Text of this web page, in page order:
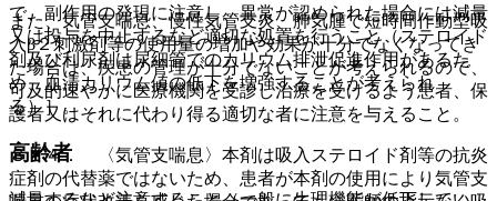
で、副作用の発現に注意し、異常が認められた場合には減量
又は投与を中止するなど適切な処置を行うこと（ステロイド
剤及び利尿剤は尿細管でのカリウム排泄促進作用があるた
め、血清カリウム値の低下を増強することが考えられ
る）］。
高齢者
また、気管支喘息、慢性気管支炎、肺気腫で短時間作動型吸
入β２刺激剤等の使用量の増加や効果が十分でなくなってき
た場合は、疾患の管理が十分でないことが考えられるので、
可及的速やかに医療機関を受診し治療を受けるよう患者、保
護者又はそれに代わり得る適切な者に注意を与えること。
８．４． 〈気管支喘息〉本剤は吸入ステロイド剤等の抗炎
症剤の代替薬ではないため、患者が本剤の使用により気管支